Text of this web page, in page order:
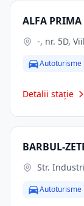
ALFA PRIMA
-, nr. 5D,
Autoturisme
Detalii stație
BARBUL-
Str.
Autoturisme